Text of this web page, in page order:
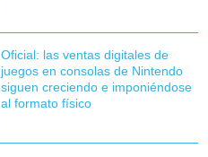
Oficial: las ventas digitales de
juegos en consolas de Nintendo
siguen creciendo e imponiéndose
al formato físico